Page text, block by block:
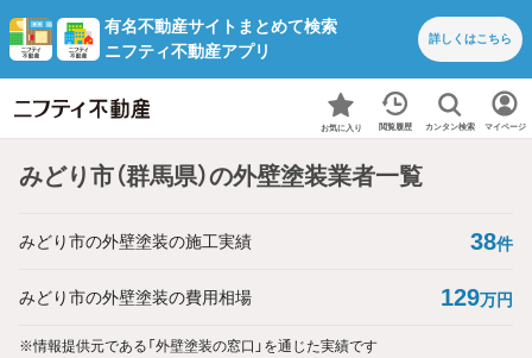
有名不動産サイトまとめて検索
ニフティ不動産アプリ
詳しくはこちら
お気に入り 閲覧履歴 カンタン検索 マイページ
みどり市（群馬県）の外壁塗装業者一覧
みどり市の外壁塗装の施工実績 38件
みどり市の外壁塗装の費用相場 129万円
※情報提供元である「外壁塗装の窓口」を通じた実績です